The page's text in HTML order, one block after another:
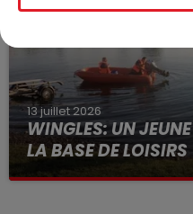
13 juillet 2026
WINGLES: UN
LA BASE DE LOISIRS
La victime a coulé à pic